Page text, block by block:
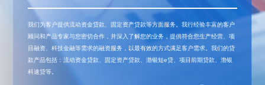
我们为客户提供流动资金贷款、固定资产贷款等方面服务。我行经验丰富的客户
顾问和产品专家与您密切合作，并深入了解您的业务，提供符合您生产经营、项
目融资、科技金融等需求的融资服务，以最有效的方式满足客户需求。我们的贷
款产品包括：流动资金贷款、固定资产贷款、渤银短e贷、项目前期贷款、渤银
科速贷等。